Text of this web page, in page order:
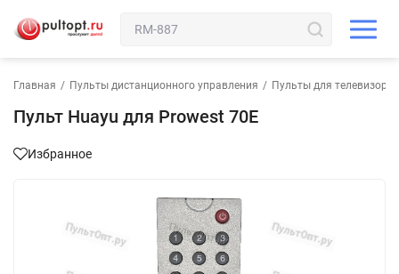
Главная / Пульты дистанционного управления / Пульты для телевизора
Пульт Huayu для Prowest 70E
Избранное